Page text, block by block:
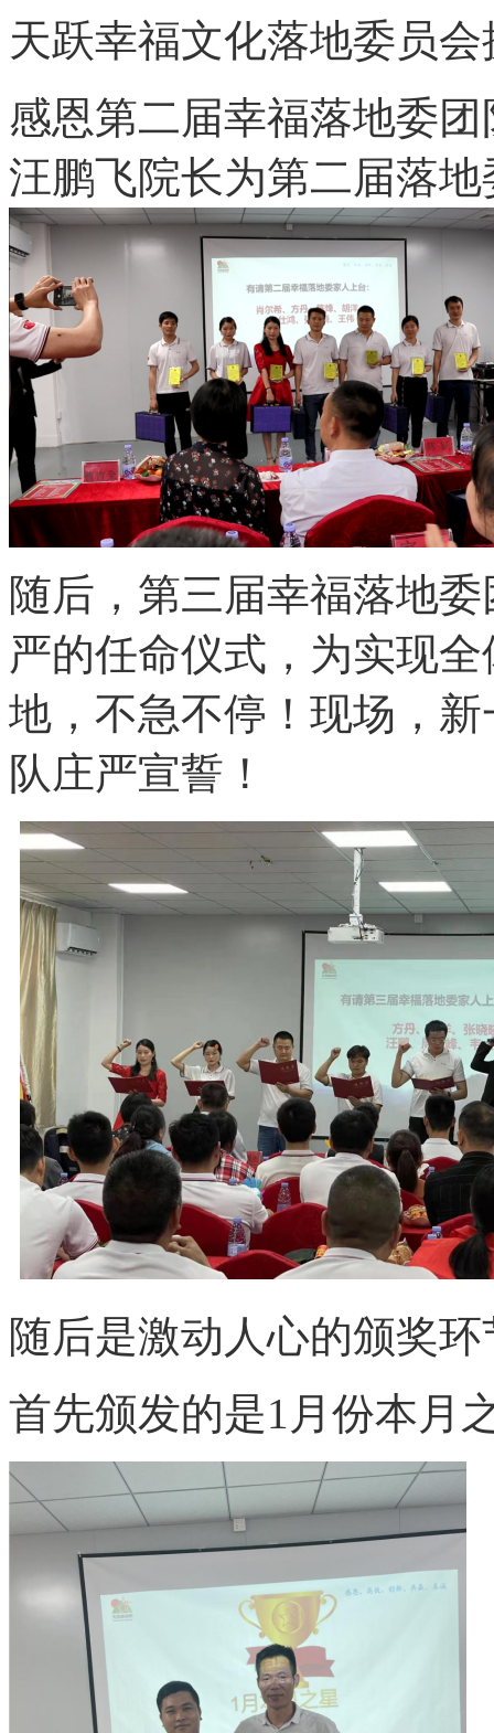
天跃幸福文化落地委员
感恩第二届幸福落地委
汪鹏飞院长为第二届落
随后，第三届幸福落地
严的任命仪式，为实现
地，不急不停！现场，
队庄严宣誓！
随后是激动人心的颁奖环
首先颁发的是1月份本月